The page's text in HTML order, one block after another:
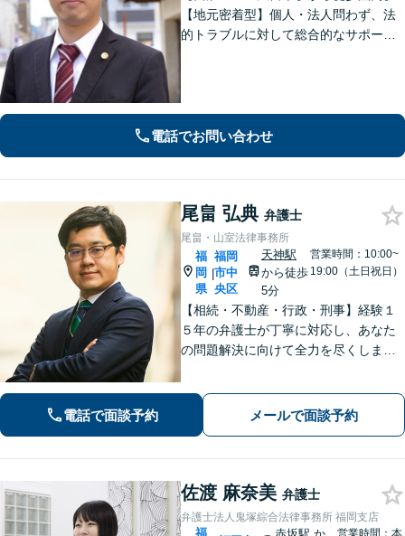
【地元密着型】個人・法人問わず、法
的トラブルに対して総合的なサポート
電話でお問い合わせ
尾畠 弘典 弁護士
尾畠・山室法律事務所
福
岡
県
|
福岡
市中
央区
天神駅
から徒歩
5分
営業時間：10:00~
19:00（土日祝日）
【相続・不動産・行政・刑事】経験１
５年の弁護士が丁寧に対応し、あなた
の問題解決に向けて全力を尽くしま
電話で面談予約 メールで面談予約
佐渡 麻奈美 弁護士
弁護士法人鬼塚綜合法律事務所 福岡支店
福
営業時間：本